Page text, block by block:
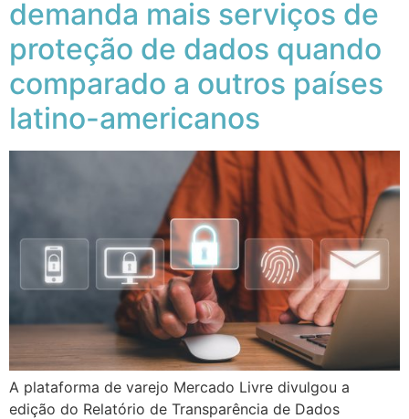
demanda mais serviços de
proteção de dados quando
comparado a outros países
latino-americanos
A plataforma de varejo Mercado Livre divulgou a
edição do Relatório de Transparência de Dados